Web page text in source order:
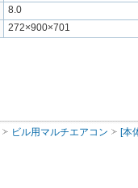
8.0
272×900×701
ビル用マルチエアコン [本